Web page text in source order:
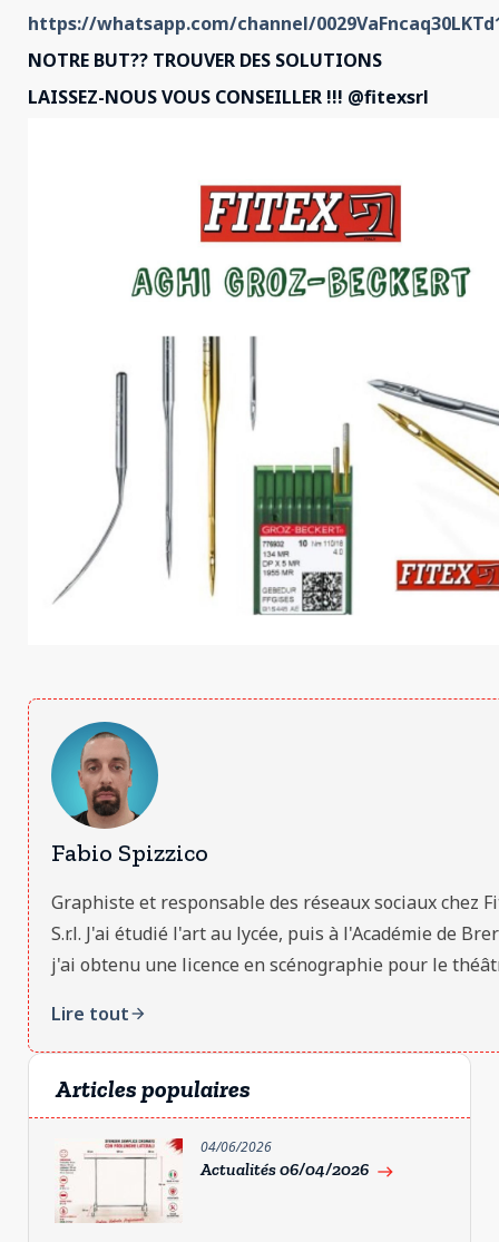
https://whatsapp.com/channel/
NOTRE BUT?? TROUVER DES SOLUTIONS
LAISSEZ-NOUS VOUS CONSEILLER !!! @fitexsrl
Fabio Spizzico
Graphiste et responsable des réseaux sociaux chez
S.r.l. J'ai étudié l'art au lycée, puis à l'Académie de
j'ai obtenu une licence en scénographie pour le
Lire toutarrow_forward
Articles populaires
04/06/2026
Actualités 06/04/2026 east